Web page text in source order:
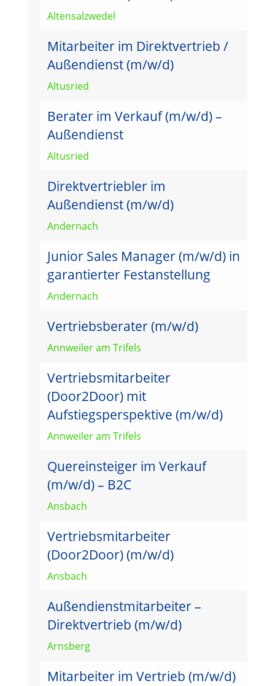
Altensalzwedel
Mitarbeiter im Direktvertrieb /
Außendienst (m/w/d)
Altusried
Berater im Verkauf (m/w/d) –
Außendienst
Altusried
Direktvertriebler im
Außendienst (m/w/d)
Andernach
Junior Sales Manager (m/w/d) in
garantierter Festanstellung
Andernach
Vertriebsberater (m/w/d)
Annweiler am Trifels
Vertriebsmitarbeiter
(Door2Door) mit
Aufstiegsperspektive (m/w/d)
Annweiler am Trifels
Quereinsteiger im Verkauf
(m/w/d) – B2C
Ansbach
Vertriebsmitarbeiter
(Door2Door) (m/w/d)
Ansbach
Außendienstmitarbeiter –
Direktvertrieb (m/w/d)
Arnsberg
Mitarbeiter im Vertrieb (m/w/d)